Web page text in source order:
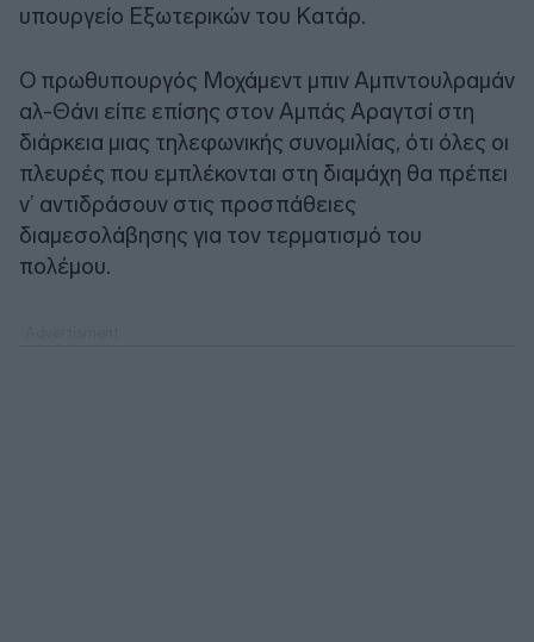
υπουργείο Εξωτερικών του Κατάρ.
Ο πρωθυπουργός Μοχάμεντ μπιν Αμπντουλραμάν
αλ-Θάνι είπε επίσης στον Αμπάς Αραγτσί στη
διάρκεια μιας τηλεφωνικής συνομιλίας, ότι όλες οι
πλευρές που εμπλέκονται στη διαμάχη θα πρέπει
ν’ αντιδράσουν στις προσπάθειες
διαμεσολάβησης για τον τερματισμό του
πολέμου.